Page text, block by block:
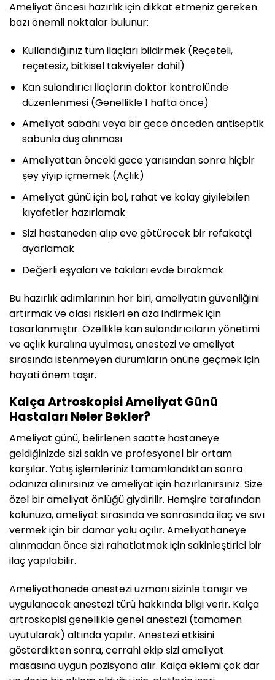
Ameliyat öncesi hazırlık için dikkat etmeniz gereken
bazı önemli noktalar bulunur:
Kullandığınız tüm ilaçları bildirmek (Reçeteli,
reçetesiz, bitkisel takviyeler dahil)
Kan sulandırıcı ilaçların doktor kontrolünde
düzenlenmesi (Genellikle 1 hafta önce)
Ameliyat sabahı veya bir gece önceden antiseptik
sabunla duş alınması
Ameliyattan önceki gece yarısından sonra hiçbir
şey yiyip içmemek (Açlık)
Ameliyat günü için bol, rahat ve kolay giyilebilen
kıyafetler hazırlamak
Sizi hastaneden alıp eve götürecek bir refakatçi
ayarlamak
Değerli eşyaları ve takıları evde bırakmak
Bu hazırlık adımlarının her biri, ameliyatın güvenliğini
artırmak ve olası riskleri en aza indirmek için
tasarlanmıştır. Özellikle kan sulandırıcıların yönetimi
ve açlık kuralına uyulması, anestezi ve ameliyat
sırasında istenmeyen durumların önüne geçmek için
hayati önem taşır.
Kalça Artroskopisi Ameliyat Günü
Hastaları Neler Bekler?
Ameliyat günü, belirlenen saatte hastaneye
geldiğinizde sizi sakin ve profesyonel bir ortam
karşılar. Yatış işlemleriniz tamamlandıktan sonra
odanıza alınırsınız ve ameliyat için hazırlanırsınız. Size
özel bir ameliyat önlüğü giydirilir. Hemşire tarafından
kolunuza, ameliyat sırasında ve sonrasında ilaç ve sıvı
vermek için bir damar yolu açılır. Ameliyathaneye
alınmadan önce sizi rahatlatmak için sakinleştirici bir
ilaç yapılabilir.
Ameliyathanede anestezi uzmanı sizinle tanışır ve
uygulanacak anestezi türü hakkında bilgi verir. Kalça
artroskopisi genellikle genel anestezi (tamamen
uyutularak) altında yapılır. Anestezi etkisini
gösterdikten sonra, cerrahi ekip sizi ameliyat
masasına uygun pozisyona alır. Kalça eklemi çok dar